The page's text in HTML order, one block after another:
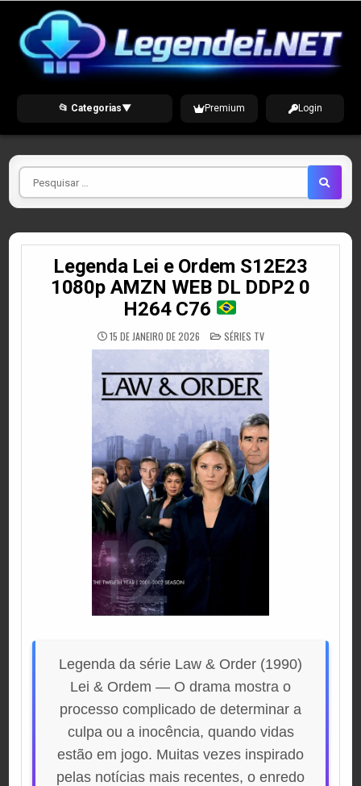
content
📂 Categorias▼ Premium Login
Pesquisar
por
Legenda Lei e Ordem S12E23
1080p AMZN WEB DL DDP2 0
H264 C76
15 DE JANEIRO DE 2026 POSTED
IN
SÉRIES TV
Legenda da série Law & Order (1990)
Lei & Ordem — O drama mostra o
processo complicado de determinar a
culpa ou a inocência, quando vidas
estão em jogo. Muitas vezes inspirado
pelas notícias mais recentes, o enredo